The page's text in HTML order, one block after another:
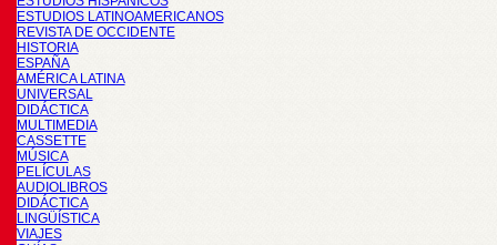
ESTUDIOS LATINOAMERICANOS
REVISTA DE OCCIDENTE
HISTORIA
ESPAÑA
AMÉRICA LATINA
UNIVERSAL
DIDÁCTICA
MULTIMEDIA
CASSETTE
MÚSICA
PELÍCULAS
AUDIOLIBROS
DIDÁCTICA
LINGÜÍSTICA
VIAJES